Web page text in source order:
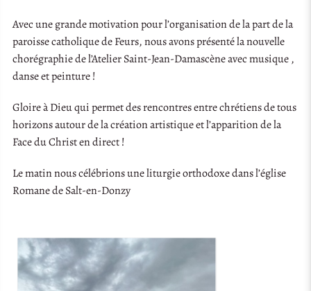
Avec une grande motivation pour l’organisation de la part de la
paroisse catholique de Feurs, nous avons présenté la nouvelle
chorégraphie de l’Atelier Saint-Jean-Damascène avec musique ,
danse et peinture !
Gloire à Dieu qui permet des rencontres entre chrétiens de tous
horizons autour de la création artistique et l’apparition de la
Face du Christ en direct !
Le matin nous célébrions une liturgie orthodoxe dans l’église
Romane de Salt-en-Donzy